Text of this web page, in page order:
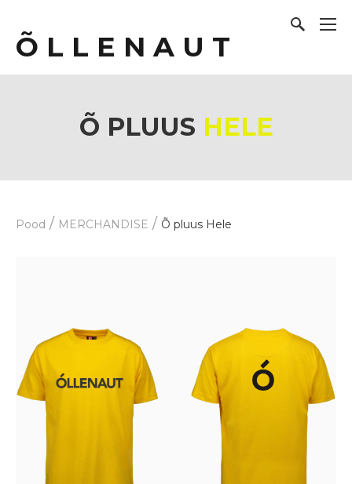
Õ L L E N A U T
Õ PLUUS HELE
Pood / MERCHANDISE / Õ pluus Hele